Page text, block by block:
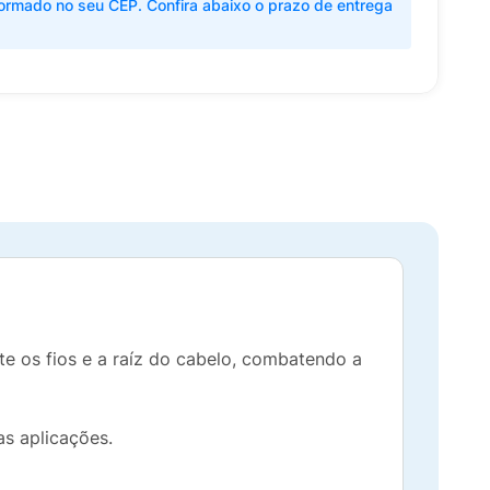
no seu CEP. Confira abaixo o prazo de entrega
os fios e a raíz do cabelo, combatendo a
aplicações.